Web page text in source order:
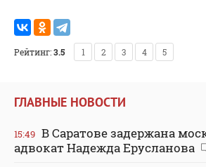
Рейтинг:3.5 1 2 3 4 5
ГЛАВНЫЕ НОВОСТИ
15:49 В Саратове задержана
адвокат Надежда Ерусланова